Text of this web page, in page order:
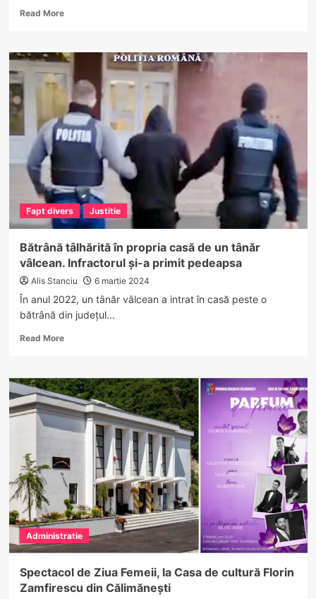
Read MoreRead
FOTO/VIDEO.
Camion
încărcat
lemne,
răsturnat
noaptea
trecută
DN
7
–
Valea
Oltului
Fapt divers Justitie
Bătrână tâlhărită în propria casă de un tânăr
vâlcean. Infractorul și-a primit pedeapsa
Alis Stanciu 6 martie 2024
În anul 2022, un tânăr vâlcean a intrat în casă peste o
bătrână din județul...
Read MoreRead
Bătrână
tâlhărită
în
propria
casă
un
tânăr
vâlcean.
Infractorul
și-
a
primit
pedeapsa
Administratie
Spectacol de Ziua Femeii, la Casa de cultură Florin
Zamfirescu din Călimănești